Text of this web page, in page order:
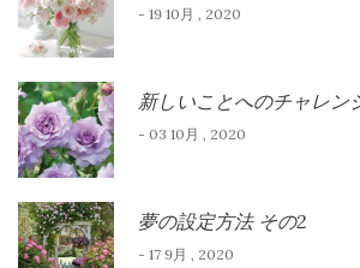
- 19 10月 , 2020
新しいことへのチャレン
- 03 10月 , 2020
夢の設定方法 その2
- 17 9月 , 2020